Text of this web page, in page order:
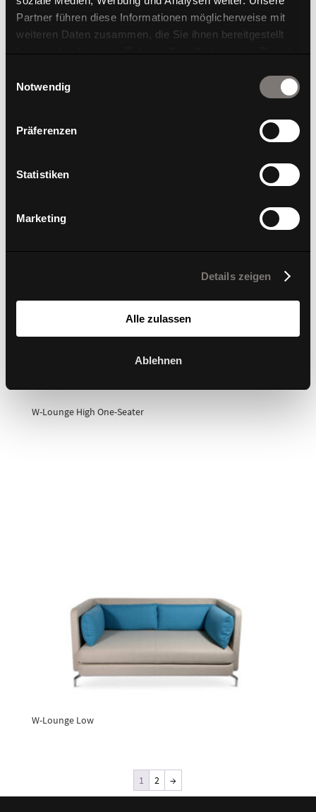
Partner führen diese Informationen möglicherweise mit
weiteren Daten zusammen, die Sie ihnen bereitgestellt
haben oder die sie im Rahmen Ihrer Nutzung der Dienste
Notwendig
Präferenzen
Statistiken
Marketing
Details zeigen
Alle zulassen
Ablehnen
W-Lounge High One-Seater
W-Lounge Low
1 2 →